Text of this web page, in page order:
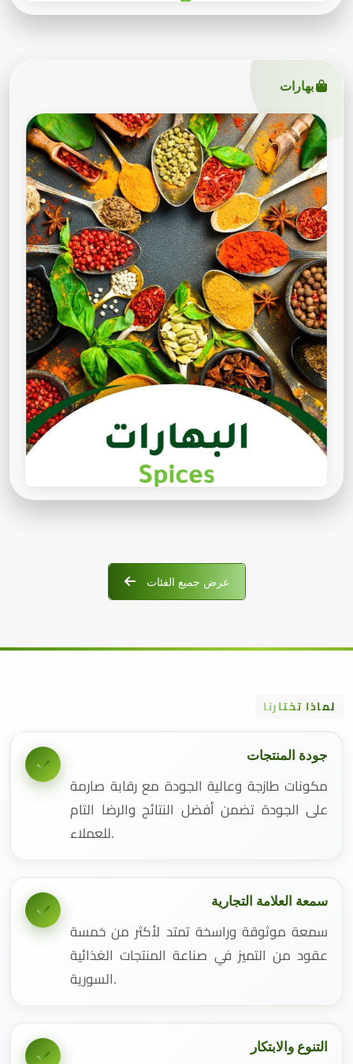
بهارات
عرض جميع الفئات
لماذا تختارنا
جودة المنتجات
مكونات طازجة وعالية الجودة مع رقابة صارمة
على الجودة تضمن أفضل النتائج والرضا التام
للعملاء.
سمعة العلامة التجارية
سمعة موثوقة وراسخة تمتد لأكثر من خمسة
عقود من التميز في صناعة المنتجات الغذائية
السورية.
التنوع والابتكار